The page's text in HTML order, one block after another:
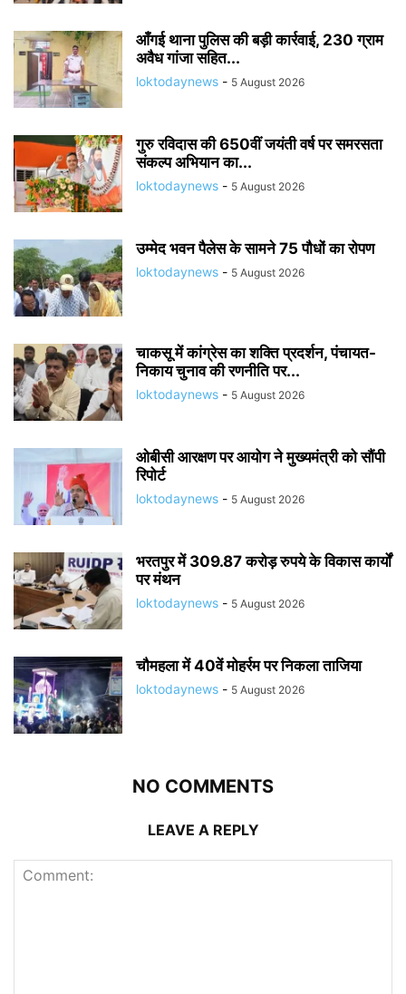
आँगई थाना पुलिस की बड़ी कार्रवाई, 230 ग्राम
अवैध गांजा सहित...
loktodaynews - 5 August 2026
गुरु रविदास की 650वीं जयंती वर्ष पर समरसता
संकल्प अभियान का...
loktodaynews - 5 August 2026
उम्मेद भवन पैलेस के सामने 75 पौधों का रोपण
loktodaynews - 5 August 2026
चाकसू में कांग्रेस का शक्ति प्रदर्शन, पंचायत-
निकाय चुनाव की रणनीति पर...
loktodaynews - 5 August 2026
ओबीसी आरक्षण पर आयोग ने मुख्यमंत्री को सौंपी
रिपोर्ट
loktodaynews - 5 August 2026
भरतपुर में 309.87 करोड़ रुपये के विकास कार्यों
पर मंथन
loktodaynews - 5 August 2026
चौमहला में 40वें मोहर्रम पर निकला ताजिया
loktodaynews - 5 August 2026
NO COMMENTS
LEAVE A REPLY